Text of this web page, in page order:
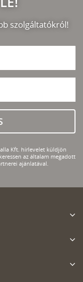
szolgáltatókról!
Kft. hírlevelet küldjön
az általam megadott
ajánlatával.